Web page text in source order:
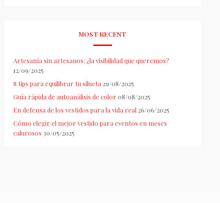
MOST RECENT
Artesanía sin artesanos: ¿la visibilidad que queremos?
12/09/2025
8 tips para equilibrar tu silueta 29/08/2025
Guía rápida de autoanálisis de color 08/08/2025
En defensa de los vestidos para la vida real 26/06/2025
Cómo elegir el mejor vestido para eventos en meses
calurosos 30/05/2025